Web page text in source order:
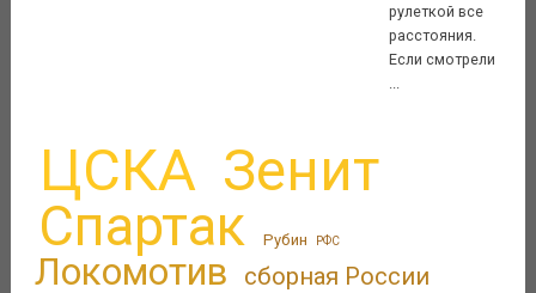
рулеткой все
расстояния.
Если смотрели
ЦСКА Зенит
Спартак Рубин РФС
Локомотив сборная России